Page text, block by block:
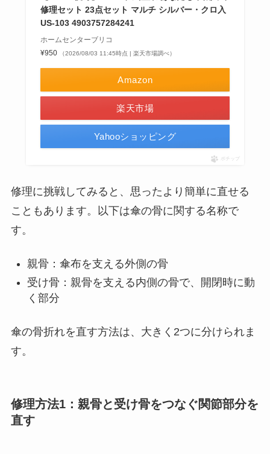
修理セット 23点セット マルチ シルバー・クロ入
US-103 4903757284241
ホームセンターブリコ
¥950
（2026/08/03 11:45時点 | 楽天市場調べ）
Amazon
楽天市場
Yahooショッピング
ポチップ
修理に挑戦してみると、思ったより簡単に直せる
こともあります。以下は傘の骨に関する名称で
す。
親骨：傘布を支える外側の骨
受け骨：親骨を支える内側の骨で、開閉時に動
く部分
傘の骨折れを直す方法は、大きく2つに分けられま
す。
修理方法1：親骨と受け骨をつなぐ関節部分を
直す